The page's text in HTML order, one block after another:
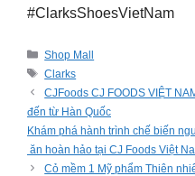
#ClarksShoesVietNam
Categories
Shop Mall
Tags
Clarks
CJFoods CJ FOODS VIỆT
đến từ Hàn Quốc
Khám phá hành trình chế biến
ăn hoàn hảo tại CJ Foods Việt
Cỏ mềm 1 Mỹ phẩm Thiên